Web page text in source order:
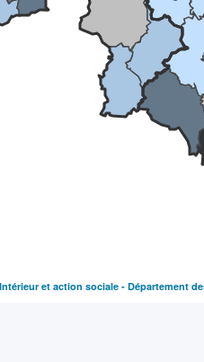
et action sociale - Département